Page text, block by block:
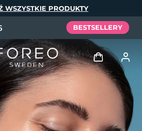
WSZYSTKIE PRODUKTY
BESTSELLERY
Zaloguj
Profil użytkownika